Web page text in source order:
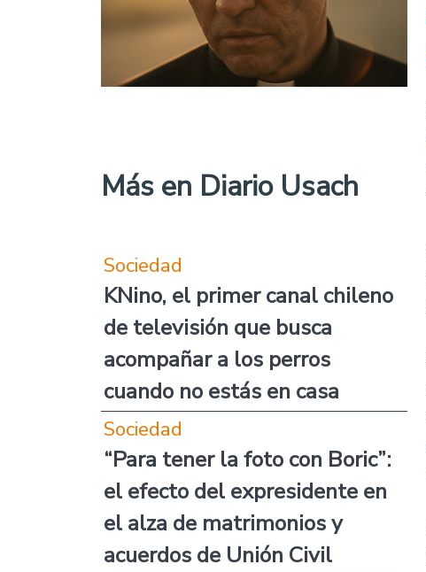
Más en Diario Usach
Sociedad
KNino, el primer canal chileno
de televisión que busca
acompañar a los perros
cuando no estás en casa
Sociedad
“Para tener la foto con Boric”:
el efecto del expresidente en
el alza de matrimonios y
acuerdos de Unión Civil